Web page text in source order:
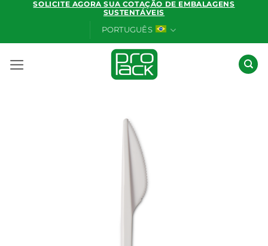
SOLICITE AGORA SUA COTAÇÃO DE EMBALAGENS
SUSTENTÁVEIS
PORTUGUÊS